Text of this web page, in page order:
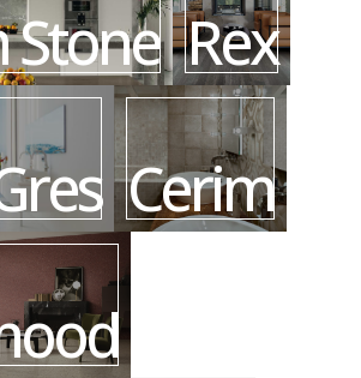
Stone Rex
Cerim